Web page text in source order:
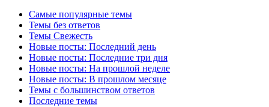
Самые популярные темы
Темы без ответов
Темы Свежесть
Новые посты: Последний день
Новые посты: Последние три дня
Новые посты: На прошлой неделе
Новые посты: В прошлом месяце
Темы с большинством ответов
Последние темы